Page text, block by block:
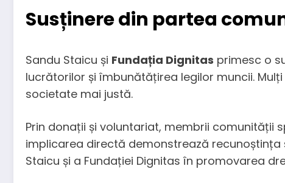
Susținere din partea
Sandu Staicu și Fundația Dignitas primesc o
lucrătorilor și îmbunătățirea legilor muncii.
societate mai justă.
Prin donații și voluntariat, membrii comunității
implicarea directă demonstrează
Staicu și a Fundației Dignitas în promovarea